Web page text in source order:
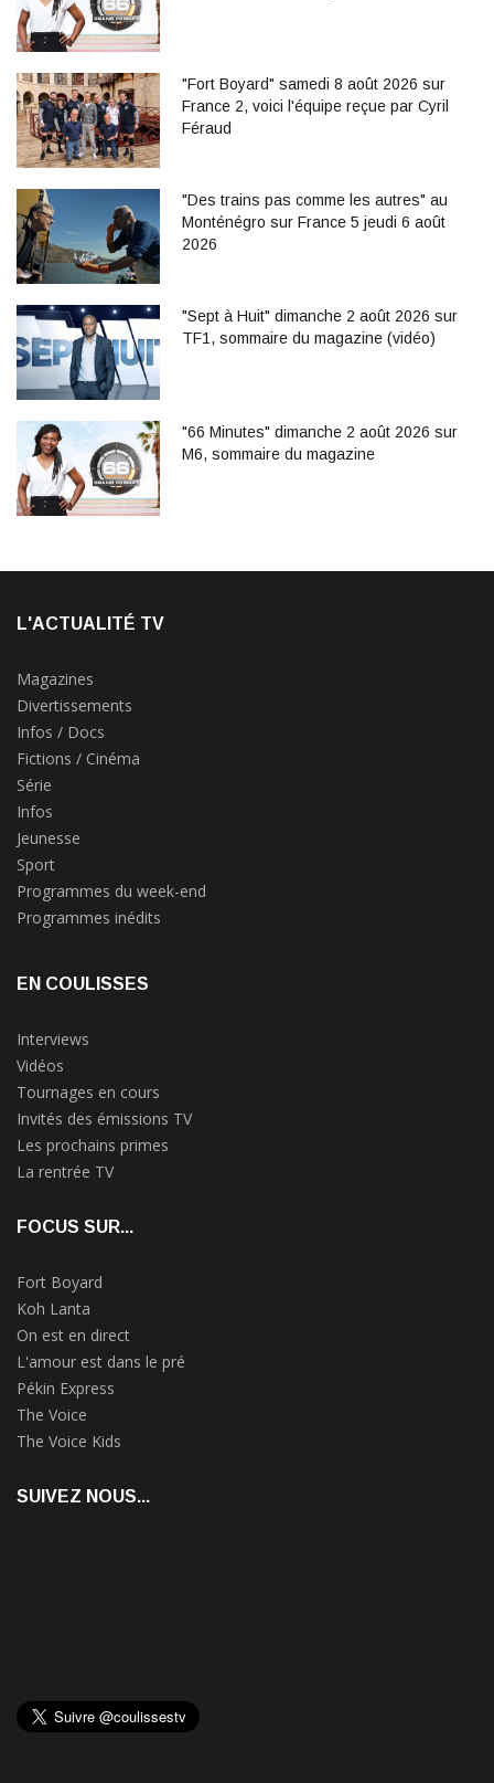
"Fort Boyard" samedi 8 août 2026 sur
France 2, voici l'équipe reçue par Cyril
Féraud
"Des trains pas comme les autres" au
Monténégro sur France 5 jeudi 6 août
2026
"Sept à Huit" dimanche 2 août 2026 sur
TF1, sommaire du magazine (vidéo)
"66 Minutes" dimanche 2 août 2026 sur
M6, sommaire du magazine
L'ACTUALITÉ TV
Magazines
Divertissements
Infos / Docs
Fictions / Cinéma
Série
Infos
Jeunesse
Sport
Programmes du week-end
Programmes inédits
EN COULISSES
Interviews
Vidéos
Tournages en cours
Invités des émissions TV
Les prochains primes
La rentrée TV
FOCUS SUR...
Fort Boyard
Koh Lanta
On est en direct
L'amour est dans le pré
Pékin Express
The Voice
The Voice Kids
SUIVEZ NOUS...